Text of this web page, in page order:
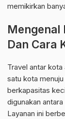
memikirkan
Mengenal
Dan Cara
Travel antar
satu kota
berkapasitas
digunakan
Layanan ini